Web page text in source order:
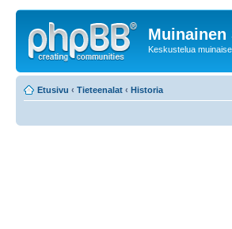
Muinainen
Keskustelua
Etusivu ‹ Tieteenalat ‹ Historia